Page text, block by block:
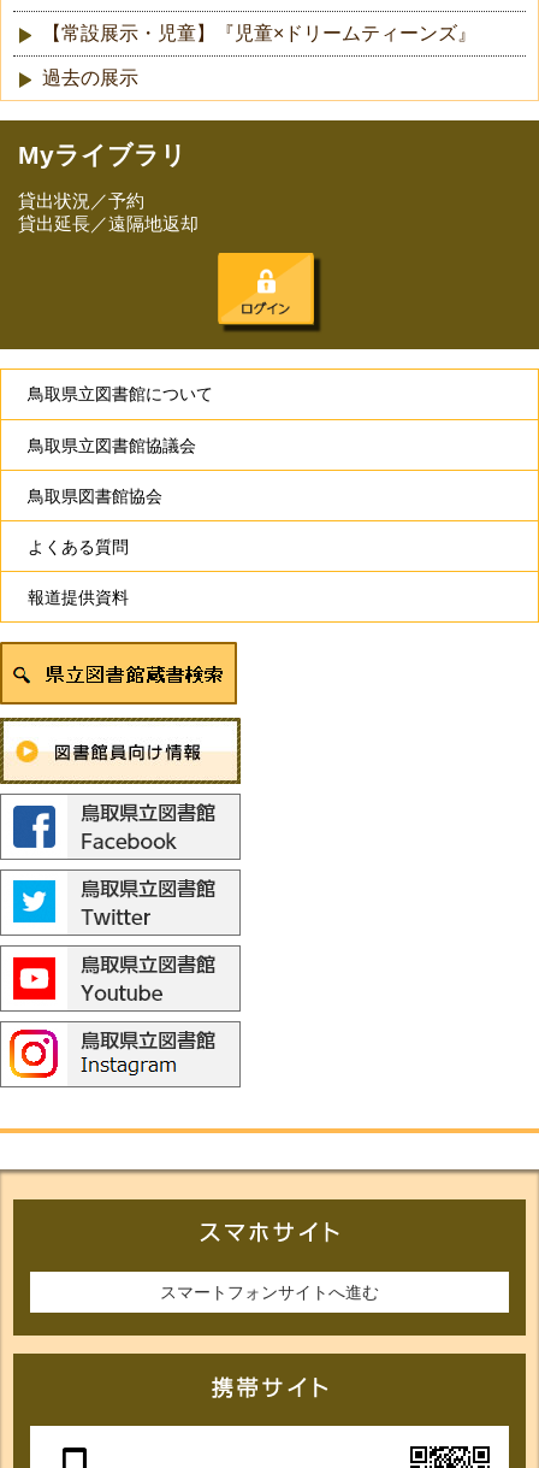
【常設展示・児童】『児童×ドリームティーンズ』
過去の展示
Myライブラリ
貸出状況／予約
貸出延長／遠隔地返却
鳥取県立図書館について
鳥取県立図書館協議会
鳥取県図書館協会
よくある質問
報道提供資料
スマートフォンサイトへ進む